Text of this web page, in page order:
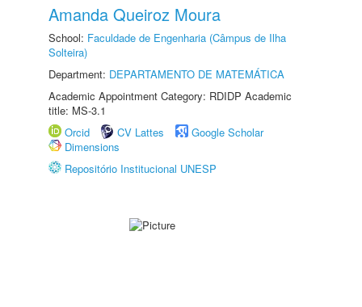
Amanda Queiroz Moura
School: Faculdade de Engenharia (Câmpus de Ilha
Solteira)
Department: DEPARTAMENTO DE MATEMÁTICA
Academic Appointment Category: RDIDP Academic
title: MS-3.1
Orcid
CV Lattes
Google Scholar
Dimensions
Repositório Institucional UNESP